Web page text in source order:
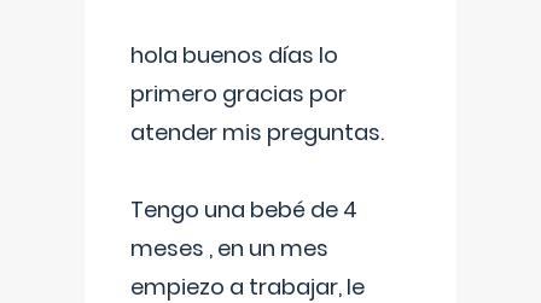
hola buenos días lo
primero gracias por
atender mis preguntas.
Tengo una bebé de 4
meses , en un mes
empiezo a trabajar, le